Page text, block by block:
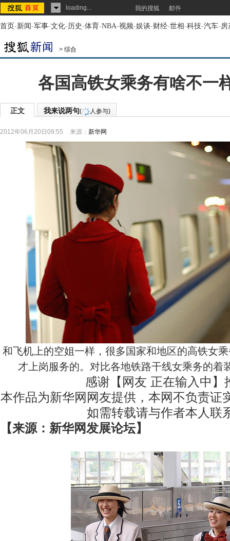
loading... 我的搜狐 邮件
首页-新闻-军事-文化-历史-体育-NBA-视频-娱谈-财经-世相-科技-汽车-房
> 综合
各国高铁女乘务有啥不一
正文 我来说两句( 人参与)
2012年06月20日09:55 来源： 新华网
和飞机上的空姐一样，很多国家和地区的高铁女
才上岗服务的。对比各地铁路干线女乘务的着
感谢【网友 正在输入中】
本作品为新华网网友提供，本网不负责证
如需转载请与作者本人联
【来源：新华网发展论坛】